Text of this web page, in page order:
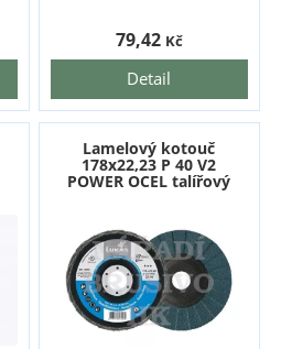
Detail
79,42 Kč
Lamelový kotouč
178x22,23 P 40 V2
POWER OCEL talířový